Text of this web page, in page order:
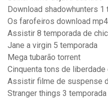
Download shadowhunters 1
Os farofeiros download
Assistir 8 temporada de
Jane a virgin 5 temporada
Mega tubarão torrent
Cinquenta tons de
Assistir filme de suspense
Stranger things 3